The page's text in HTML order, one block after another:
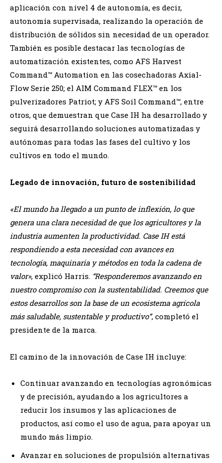
aplicación con nivel 4 de autonomía, es decir,
autonomía supervisada, realizando la operación de
distribución de sólidos sin necesidad de un operador.
También es posible destacar las tecnologías de
automatización existentes, como AFS Harvest
Command™ Automation en las cosechadoras Axial-
Flow Serie 250; el AIM Command FLEX™ en los
pulverizadores Patriot; y AFS Soil Command™, entre
otros, que demuestran que Case IH ha desarrollado y
seguirá desarrollando soluciones automatizadas y
autónomas para todas las fases del cultivo y los
cultivos en todo el mundo.
Legado de innovación, futuro de sostenibilidad
«El mundo ha llegado a un punto de inflexión, lo que
genera una clara necesidad de que los agricultores y la
industria aumenten la productividad. Case IH está
respondiendo a esta necesidad con avances en
tecnología, maquinaria y métodos en toda la cadena de
valor», explicó Harris. “Responderemos avanzando en
nuestro compromiso con la sustentabilidad. Creemos que
estos desarrollos son la base de un ecosistema agrícola
más saludable, sustentable y productivo”, completó el
presidente de la marca.
El camino de la innovación de Case IH incluye:
Continuar avanzando en tecnologías agronómicas
y de precisión, ayudando a los agricultores a
reducir los insumos y las aplicaciones de
productos, así como el uso de agua, para apoyar un
mundo más limpio.
Avanzar en soluciones de propulsión alternativas